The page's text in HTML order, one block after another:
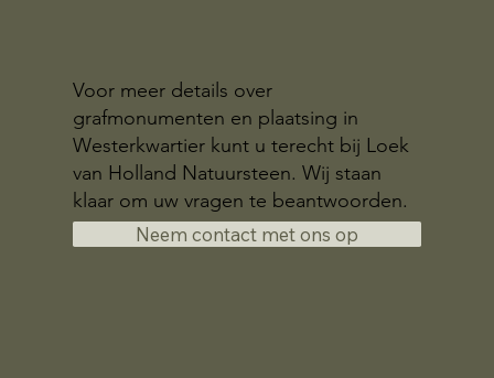
Voor meer details over
grafmonumenten en plaatsing in
Westerkwartier kunt u terecht bij Loek
van Holland Natuursteen. Wij staan
klaar om uw vragen te beantwoorden.
Neem contact met ons op